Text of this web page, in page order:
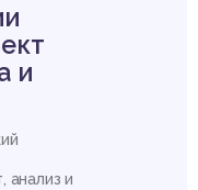
и
анализ и